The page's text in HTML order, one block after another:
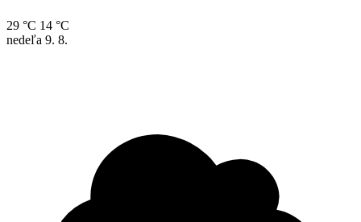
29 °C 14 °C
nedeľa 9. 8.